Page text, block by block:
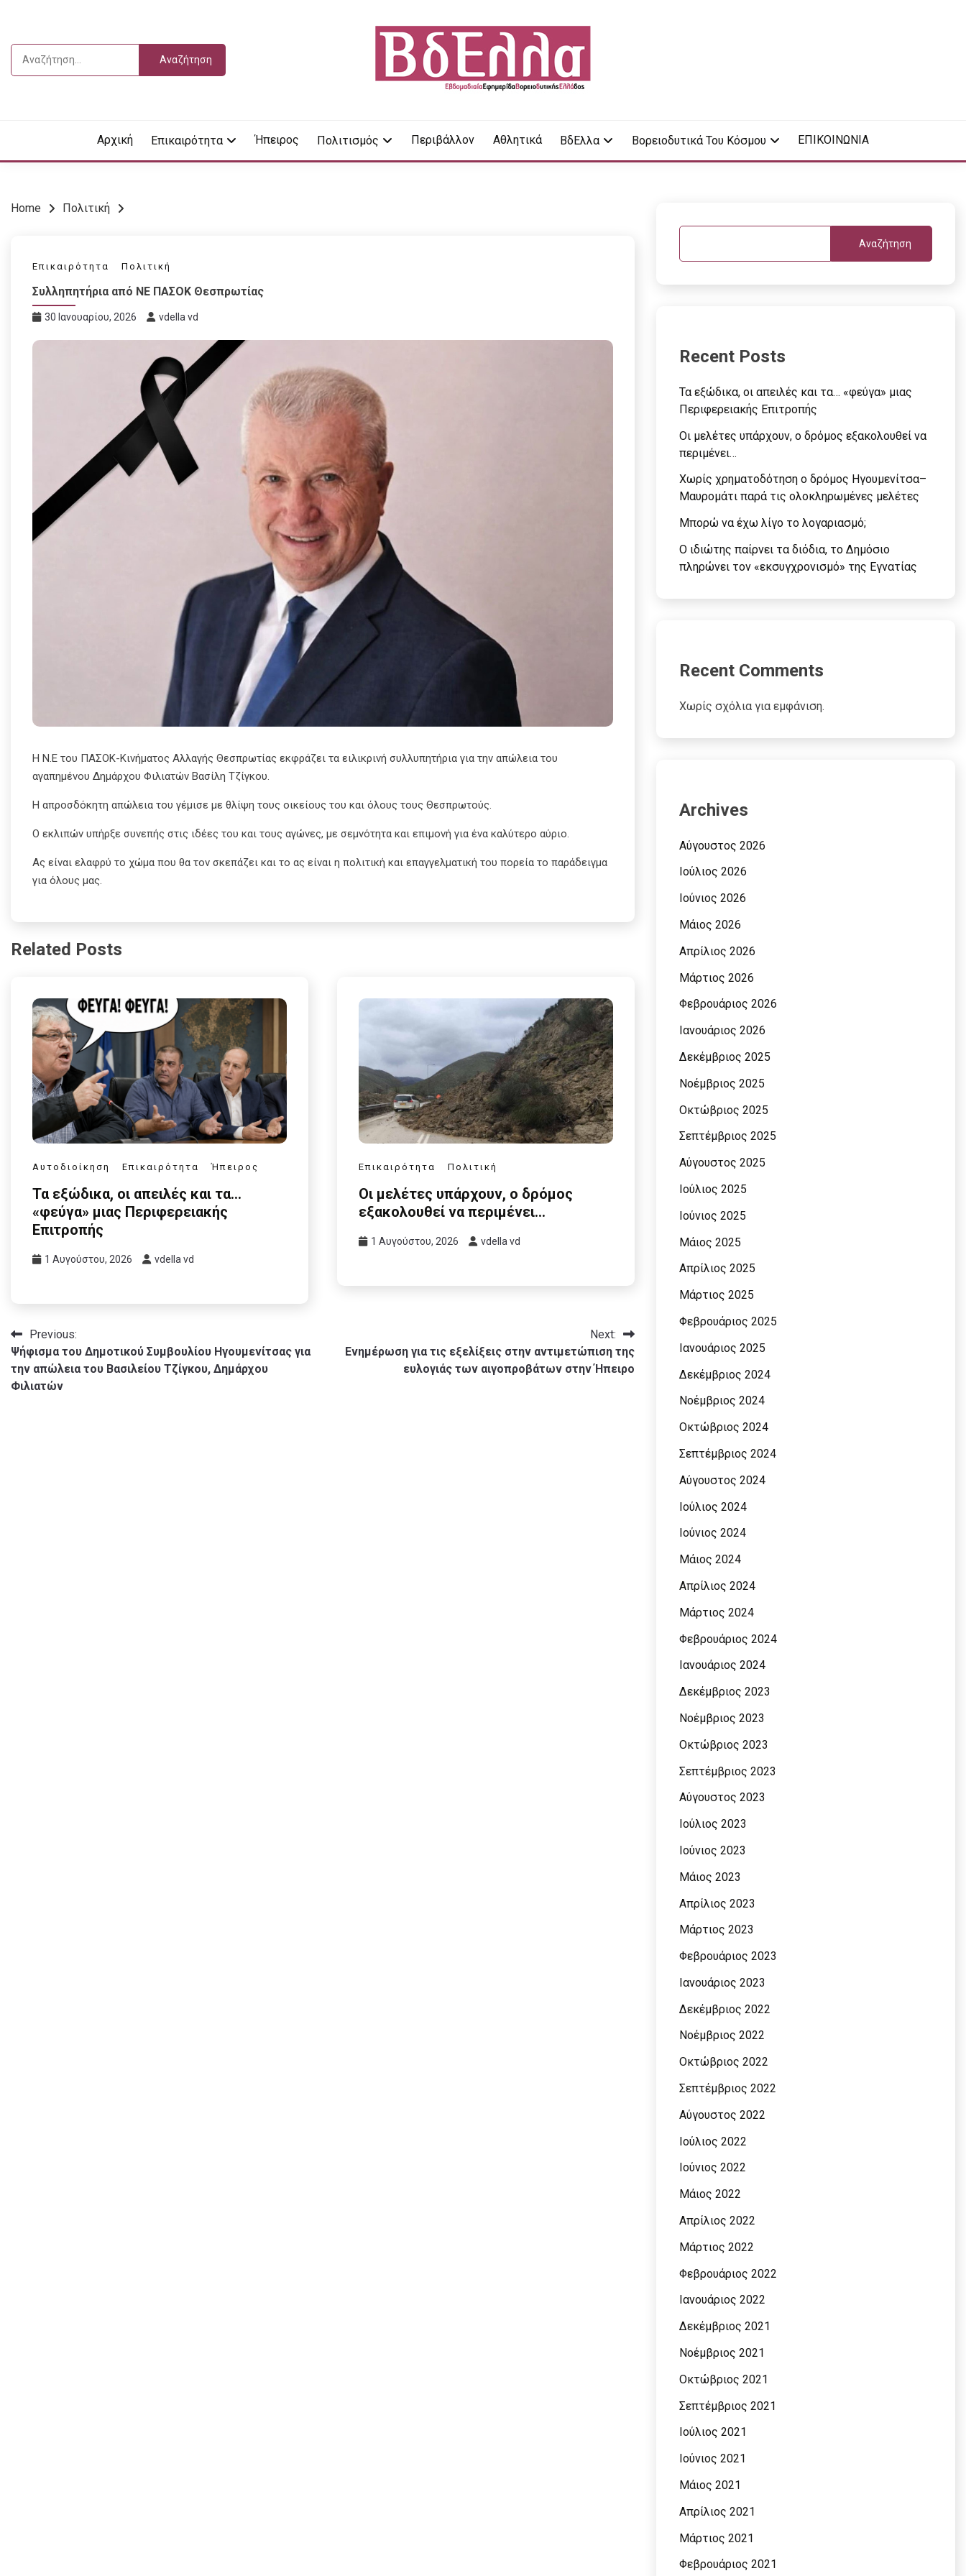
content
Αναζήτηση
Αρχική Επικαιρότητα Ήπειρος Πολιτισμός Περιβάλλον Αθλητικά ΒδΕλλα Βορειοδυτικά Του Κόσμου ΕΠΙΚΟΙΝΩΝΙΑ
Home Πολιτική
Επικαιρότητα Πολιτική
Συλληπητήρια από ΝΕ ΠΑΣΟΚ Θεσπρωτίας
30 Ιανουαρίου, 2026 vdella vd
Η Ν.Ε του ΠΑΣΟΚ-Κινήματος Αλλαγής Θεσπρωτίας εκφράζει τα ειλικρινή συλλυπητήρια για την απώλεια του
αγαπημένου Δημάρχου Φιλιατών Βασίλη Τζίγκου.
Η απροσδόκητη απώλεια του γέμισε με θλίψη τους οικείους του και όλους τους Θεσπρωτούς.
Ο εκλιπών υπήρξε συνεπής στις ιδέες του και τους αγώνες, με σεμνότητα και επιμονή για ένα καλύτερο αύριο.
Ας είναι ελαφρύ το χώμα που θα τον σκεπάζει και το ας είναι η πολιτική και επαγγελματική του πορεία το παράδειγμα
για όλους μας.
Related Posts
Αυτοδιοίκηση Επικαιρότητα Ήπειρος
Τα εξώδικα, οι απειλές και τα…
«φεύγα» μιας Περιφερειακής
Επιτροπής
1 Αυγούστου, 2026 vdella vd
Επικαιρότητα Πολιτική
Οι μελέτες υπάρχουν, ο δρόμος
εξακολουθεί να περιμένει…
1 Αυγούστου, 2026 vdella vd
Πλοήγηση
άρθρων
Previous:
Ψήφισμα του Δημοτικού Συμβουλίου Ηγουμενίτσας για
την απώλεια του Βασιλείου Τζίγκου, Δημάρχου
Φιλιατών
Next:
Ενημέρωση για τις εξελίξεις στην αντιμετώπιση της
ευλογιάς των αιγοπροβάτων στην Ήπειρο
Αναζήτηση
Recent Posts
Τα εξώδικα, οι απειλές και τα… «φεύγα» μιας
Περιφερειακής Επιτροπής
Οι μελέτες υπάρχουν, ο δρόμος εξακολουθεί να
περιμένει…
Χωρίς χρηματοδότηση ο δρόμος Ηγουμενίτσα–
Μαυρομάτι παρά τις ολοκληρωμένες μελέτες
Μπορώ να έχω λίγο το λογαριασμό;
Ο ιδιώτης παίρνει τα διόδια, το Δημόσιο
πληρώνει τον «εκσυγχρονισμό» της Εγνατίας
Recent Comments
Χωρίς σχόλια για εμφάνιση.
Archives
Αύγουστος 2026
Ιούλιος 2026
Ιούνιος 2026
Μάιος 2026
Απρίλιος 2026
Μάρτιος 2026
Φεβρουάριος 2026
Ιανουάριος 2026
Δεκέμβριος 2025
Νοέμβριος 2025
Οκτώβριος 2025
Σεπτέμβριος 2025
Αύγουστος 2025
Ιούλιος 2025
Ιούνιος 2025
Μάιος 2025
Απρίλιος 2025
Μάρτιος 2025
Φεβρουάριος 2025
Ιανουάριος 2025
Δεκέμβριος 2024
Νοέμβριος 2024
Οκτώβριος 2024
Σεπτέμβριος 2024
Αύγουστος 2024
Ιούλιος 2024
Ιούνιος 2024
Μάιος 2024
Απρίλιος 2024
Μάρτιος 2024
Φεβρουάριος 2024
Ιανουάριος 2024
Δεκέμβριος 2023
Νοέμβριος 2023
Οκτώβριος 2023
Σεπτέμβριος 2023
Αύγουστος 2023
Ιούλιος 2023
Ιούνιος 2023
Μάιος 2023
Απρίλιος 2023
Μάρτιος 2023
Φεβρουάριος 2023
Ιανουάριος 2023
Δεκέμβριος 2022
Νοέμβριος 2022
Οκτώβριος 2022
Σεπτέμβριος 2022
Αύγουστος 2022
Ιούλιος 2022
Ιούνιος 2022
Μάιος 2022
Απρίλιος 2022
Μάρτιος 2022
Φεβρουάριος 2022
Ιανουάριος 2022
Δεκέμβριος 2021
Νοέμβριος 2021
Οκτώβριος 2021
Σεπτέμβριος 2021
Ιούλιος 2021
Ιούνιος 2021
Μάιος 2021
Απρίλιος 2021
Μάρτιος 2021
Φεβρουάριος 2021